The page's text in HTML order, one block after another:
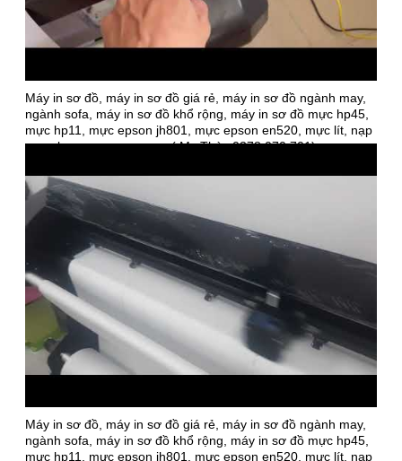
Máy in sơ đồ, máy in sơ đồ giá rẻ, máy in sơ đồ ngành may,
ngành sofa, máy in sơ đồ khổ rộng, máy in sơ đồ mực hp45,
mực hp11, mực epson jh801, mực epson en520, mực lít, nạp
mực, bơm mực, sạc mực ( Ms Thùy 0378 070 701)
Máy in sơ đồ, máy in sơ đồ giá rẻ, máy in sơ đồ ngành may,
ngành sofa, máy in sơ đồ khổ rộng, máy in sơ đồ mực hp45,
mực hp11, mực epson jh801, mực epson en520, mực lít, nạp